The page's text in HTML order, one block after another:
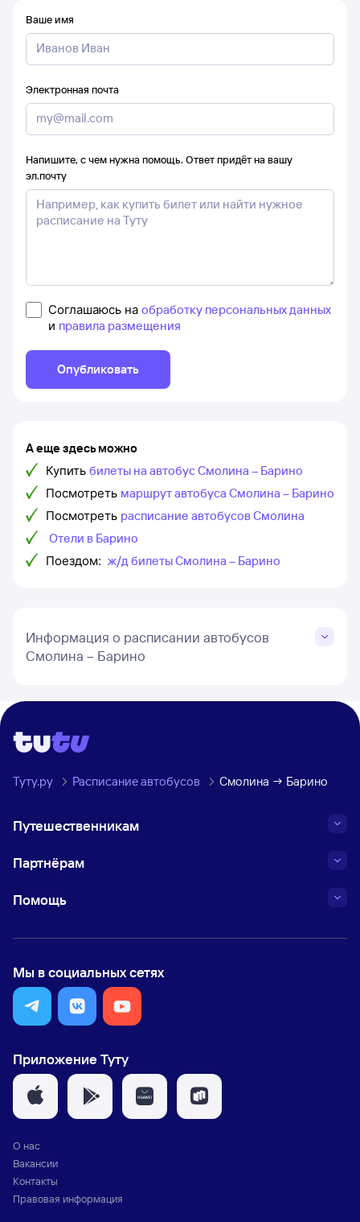
Ваше имя
Электронная почта
Напишите, с чем нужна помощь. Ответ придёт на вашу
эл.почту
Соглашаюсь на обработку персональных данных
и правила размещения
Опубликовать
А еще здесь можно
Купить билеты на автобус Смолина – Барино
Посмотреть маршрут автобуса Смолина – Барино
Посмотреть расписание автобусов Смолина
Отели в Барино
Поездом: ж/д билеты Смолина – Барино
Информация о расписании автобусов
Смолина – Барино
Туту.ру Расписание автобусов Смолина → Барино
Путешественникам
Партнёрам
Помощь
Мы в социальных сетях
Приложение Туту
О нас
Вакансии
Контакты
Правовая информация